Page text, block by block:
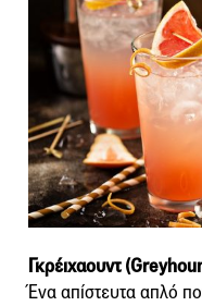
Γκρέιχαουντ
Ένα απίστευτα απλό